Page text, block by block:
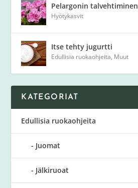
Pelargonin talvehtiminen
Hyötykasvit
Itse tehty jugurtti
Edullisia ruokaohjeita, Muut
KATEGORIAT
Edullisia ruokaohjeita
Juomat
Jälkiruoat